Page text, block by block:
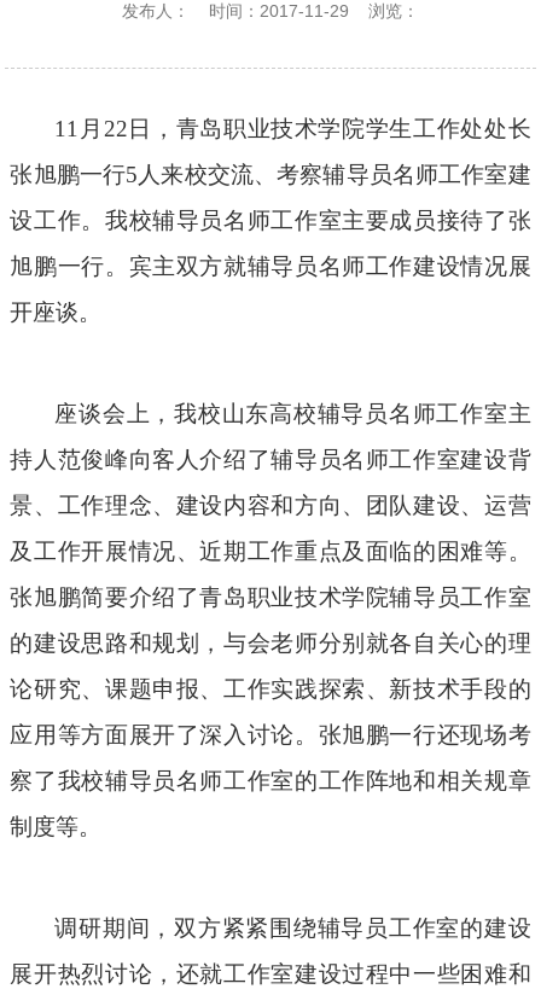
发布人： 时间：2017-11-29 浏览：
11月22日， 青岛职业技术学院学生工作处处长
张旭鹏一行5人来校交流、考察辅导员名师工作室建
设工作。我校辅导员名师工作室主要成员接待了张
旭鹏一行。宾主双方就辅导员名师工作建设情况展
开座谈。
座谈会上，我校山东高校辅导员名师工作室主
持人范俊峰向客人介绍了辅导员名师工作室建设背
景、工作理念、建设内容和方向、团队建设、运营
及工作开展情况、近期工作重点及面临的困难等。
张旭鹏简要介绍了青岛职业技术学院辅导员工作室
的建设思路和规划，与会老师分别就各自关心的理
论研究、课题申报、工作实践探索、新技术手段的
应用等方面展开了深入讨论。张旭鹏一行还现场考
察了我校辅导员名师工作室的工作阵地和相关规章
制度等。
调研期间 ，双方紧紧围绕辅导员工作室的建设
展开热烈讨论，还就工作室建设过程中一些困难和